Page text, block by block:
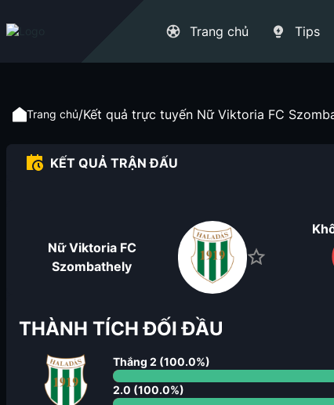
Trang chủ Tips
Trang chủ/Kết quả trực tuyến Nữ Viktoria FC
KẾT QUẢ TRẬN ĐẤU
Nữ Viktoria FC
Szombathely
THÀNH TÍCH ĐỐI ĐẦU
Thắng 2 (100.0%)
2.0 (100.0%)